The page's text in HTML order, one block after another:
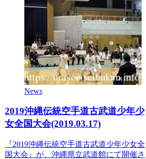
News
2019沖縄伝統空手道古武道少年少
女全国大会(2019.03.17)
『2019沖縄伝統空手道古武道少年少女全
国大会』が、沖縄県立武道館にて開催さ